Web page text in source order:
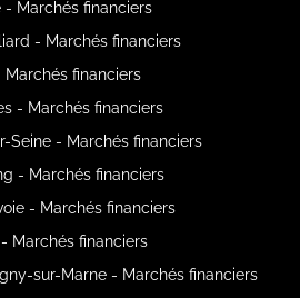
- Marchés financiers
- Marchés financiers
financiers
- Marchés financiers
Seine - Marchés financiers
- Marchés financiers
- Marchés financiers
Marchés financiers
sur-Marne - Marchés financiers